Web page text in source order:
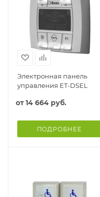
Электронная панель
управления ET-DSEL
от14 664 руб.
ПОДРОБНЕЕ